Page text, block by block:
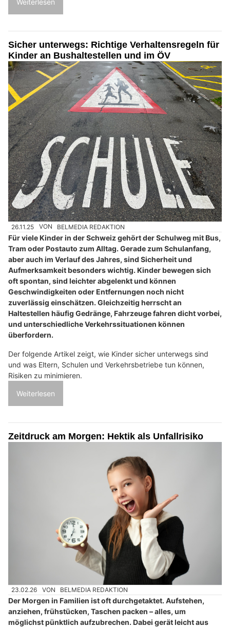
Weiterlesen
Sicher unterwegs: Richtige Verhaltensregeln für
Kinder an Bushaltestellen und im ÖV
26.11.25 VON BELMEDIA REDAKTION
Für viele Kinder in der Schweiz gehört der Schulweg mit Bus,
Tram oder Postauto zum Alltag. Gerade zum Schulanfang,
aber auch im Verlauf des Jahres, sind Sicherheit und
Aufmerksamkeit besonders wichtig. Kinder bewegen sich
oft spontan, sind leichter abgelenkt und können
Geschwindigkeiten oder Entfernungen noch nicht
zuverlässig einschätzen. Gleichzeitig herrscht an
Haltestellen häufig Gedränge, Fahrzeuge fahren dicht vorbei,
und unterschiedliche Verkehrssituationen können
überfordern.
Der folgende Artikel zeigt, wie Kinder sicher unterwegs sind
und was Eltern, Schulen und Verkehrsbetriebe tun können,
Risiken zu minimieren.
Weiterlesen
Zeitdruck am Morgen: Hektik als Unfallrisiko
23.02.26 VON BELMEDIA REDAKTION
Der Morgen in Familien ist oft durchgetaktet. Aufstehen,
anziehen, frühstücken, Taschen packen – alles, um
möglichst pünktlich aufzubrechen. Dabei gerät leicht aus